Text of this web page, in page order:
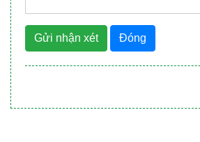
Gửi nhận xét Đóng